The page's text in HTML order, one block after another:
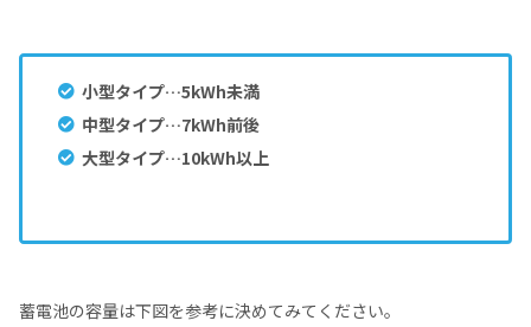
小型タイプ…5kWh未満
中型タイプ…7kWh前後
大型タイプ…10kWh以上
蓄電池の容量は下図を参考に決めてみてください。